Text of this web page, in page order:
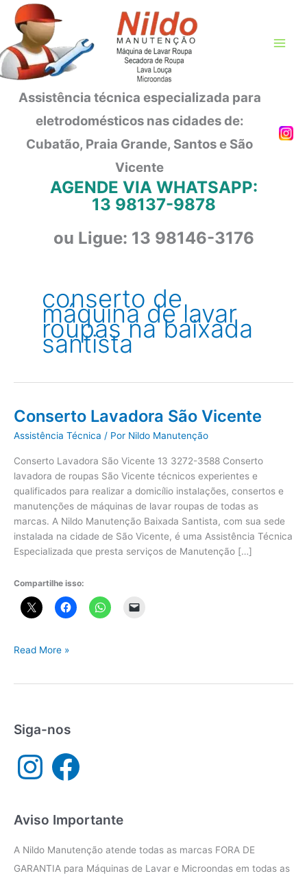
para
conteúdo
Assistência técnica especializada para
eletrodomésticos nas cidades de:
Cubatão, Praia Grande, Santos e São
Vicente
AGENDE VIA WHATSAPP:
13 98137-9878
ou Ligue: 13 98146-3176
conserto de
máquina de lavar
roupas na baixada
santista
Conserto Lavadora São Vicente
Assistência Técnica / Por Nildo Manutenção
Conserto Lavadora São Vicente 13 3272-3588 Conserto
lavadora de roupas São Vicente técnicos experientes e
qualificados para realizar a domicílio instalações, consertos e
manutenções de máquinas de lavar roupas de todas as
marcas. A Nildo Manutenção Baixada Santista, com sua sede
instalada na cidade de São Vicente, é uma Assistência Técnica
Especializada que presta serviços de Manutenção […]
Compartilhe isso:
Conserto
Read More »
Siga-nos
n
a
m
a
c
Aviso Importante
A Nildo Manutenção atende todas as marcas FORA DE
GARANTIA para Máquinas de Lavar e Microondas em todas as